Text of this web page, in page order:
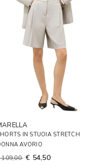
IN STUOIA STRETCH
AVORIO
109,00 € 54,50